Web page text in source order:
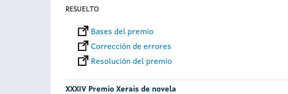
RESUELTO
Bases del premio
Corrección de errores
Resolución del premio
XXXIV Premio Xerais de novela